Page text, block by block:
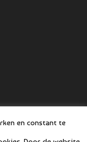
en constant te